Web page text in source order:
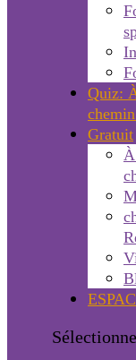
Quiz:
Gratuit